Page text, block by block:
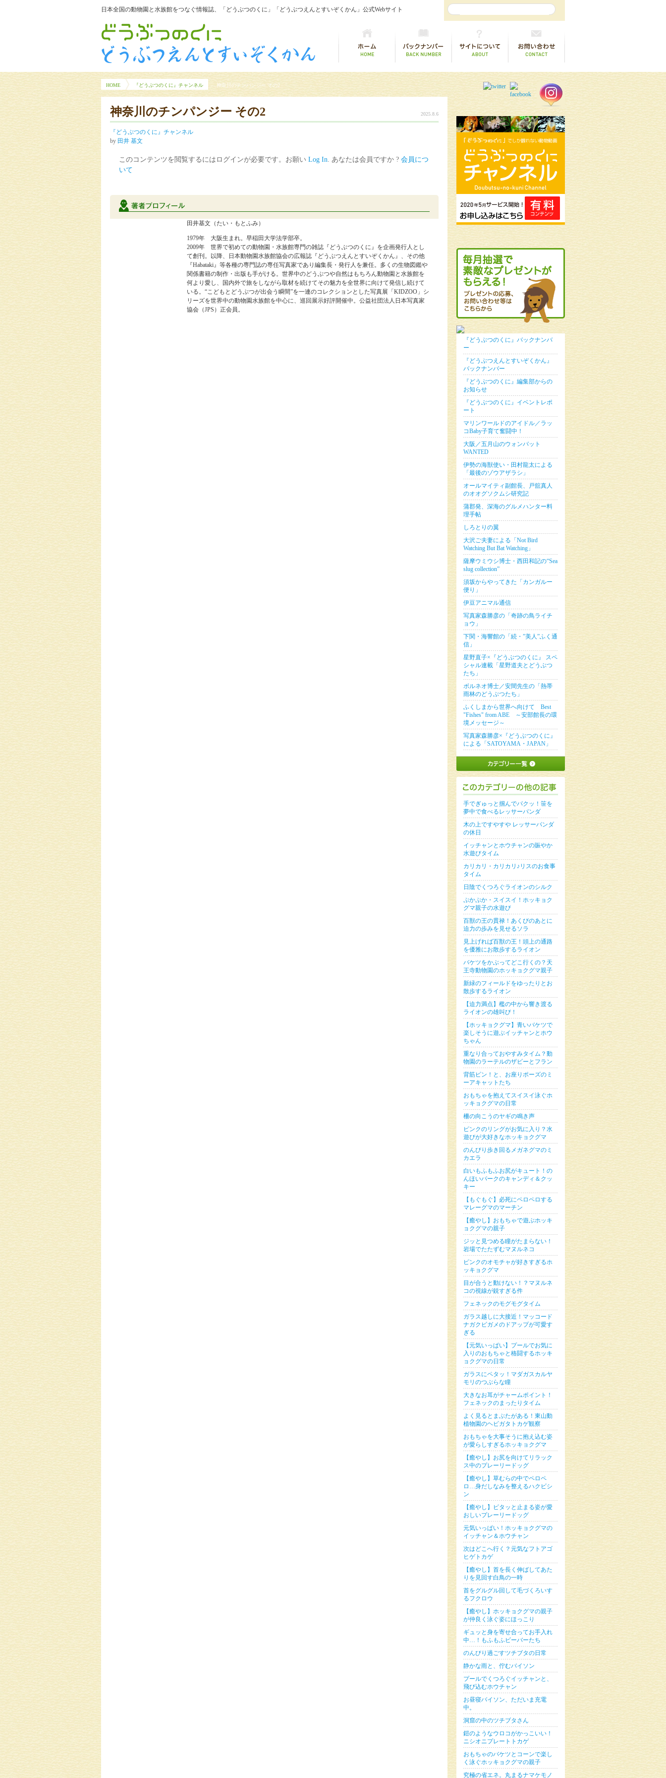
日本全国の動物園と水族館をつなぐ情報誌、「どうぶつのくに」「どうぶつえんとすいぞくかん」公式Webサイト
HOME 『どうぶつのくに』チャンネル 神奈川のチンパンジー その2
神奈川のチンパンジー その2 2025.8.6
『どうぶつのくに』チャンネル
by 田井 基文
このコンテンツを閲覧するにはログインが必要です。お願い Log In. あなたは会員ですか ? 会員につ
いて
田井基文（たい・もとふみ）
1979年 大阪生まれ。早稲田大学法学部卒。
2009年 世界で初めての動物園・水族館専門の雑誌『どうぶつのくに』を企画発行人とし
て創刊。以降、日本動物園水族館協会の広報誌『どうぶつえんとすいぞくかん』、その他
『Habataki』等各種の専門誌の専任写真家であり編集長・発行人を兼任。多くの生物図鑑や
関係書籍の制作・出版も手がける。世界中のどうぶつや自然はもちろん動物園と水族館を
何より愛し、国内外で旅をしながら取材を続けてその魅力を全世界に向けて発信し続けて
いる。“こどもとどうぶつが出会う瞬間”を一連のコレクションとした写真展「KIDZOO」シ
リーズを世界中の動物園水族館を中心に、巡回展示好評開催中。公益社団法人日本写真家
協会（JPS）正会員。
『どうぶつのくに』バックナンバ
ー
『どうぶつえんとすいぞくかん』
バックナンバー
『どうぶつのくに』編集部からの
お知らせ
『どうぶつのくに』イベントレポ
ート
マリンワールドのアイドル／ラッ
コBaby子育て奮闘中！
大阪／五月山のウォンバット
WANTED
伊勢の海獣使い・田村龍太による
「最後のゾウアザラシ」
オールマイティ副館長、戸舘真人
のオオグソクムシ研究記
蒲郡発、深海のグルメハンター料
理手帖
しろとりの翼
大沢ご夫妻による「Not Bird
Watching But Bat Watching」
薩摩ウミウシ博士・西田和記の“Sea
slug collection”
須坂からやってきた「カンガルー
便り」
伊豆アニマル通信
写真家森勝彦の「奇跡の鳥ライチ
ョウ」
下関・海響館の「続・”美人”ふく通
信」
星野直子×『どうぶつのくに』 スペ
シャル連載「星野道夫とどうぶつ
たち」
ボルネオ博士／安間先生の「熱帯
雨林のどうぶつたち」
ふくしまから世界へ向けて Best
"Fishes" from ABE ～安部館長の環
境メッセージ～
写真家森勝彦×『どうぶつのくに』
による「SATOYAMA・JAPAN」
手でぎゅっと掴んでパクッ！笹を
夢中で食べるレッサーパンダ
木の上ですやすや レッサーパンダ
の休日
イッチャンとホウチャンの賑やか
水遊びタイム
カリカリ・カリカリ♪リスのお食事
タイム
日陰でくつろぐライオンのシルク
ぷかぷか・スイスイ！ホッキョク
グマ親子の水遊び
百獣の王の貫禄！あくびのあとに
迫力の歩みを見せるソラ
見上げれば百獣の王！頭上の通路
を優雅にお散歩するライオン
バケツをかぶってどこ行くの？天
王寺動物園のホッキョクグマ親子
新緑のフィールドをゆったりとお
散歩するライオン
【迫力満点】檻の中から響き渡る
ライオンの雄叫び！
【ホッキョクグマ】青いバケツで
楽しそうに遊ぶイッチャンとホウ
ちゃん
重なり合っておやすみタイム？動
物園のラーテルのザビーとフラン
背筋ピン！と、お座りポーズのミ
ーアキャットたち
おもちゃを抱えてスイスイ泳ぐホ
ッキョクグマの日常
柵の向こうのヤギの鳴き声
ピンクのリングがお気に入り？水
遊びが大好きなホッキョクグマ
のんびり歩き回るメガネグマのミ
カエラ
白いもふもふお尻がキュート！の
んほいパークのキャンディ＆クッ
キー
【もぐもぐ】必死にペロペロする
マレーグマのマーチン
【癒やし】おもちゃで遊ぶホッキ
ョクグマの親子
ジッと見つめる瞳がたまらない！
岩場でたたずむマヌルネコ
ピンクのオモチャが好きすぎるホ
ッキョクグマ
目が合うと動けない！？マヌルネ
コの視線が鋭すぎる件
フェネックのモグモグタイム
ガラス越しに大接近！マッコード
ナガクビガメのドアップが可愛す
ぎる
【元気いっぱい】プールでお気に
入りのおもちゃと格闘するホッキ
ョクグマの日常
ガラスにペタッ！マダガスカルヤ
モリのつぶらな瞳
大きなお耳がチャームポイント！
フェネックのまったりタイム
よく見るとまぶたがある！東山動
植物園のヘビガタトカゲ観察
おもちゃを大事そうに抱え込む姿
が愛らしすぎるホッキョクグマ
【癒やし】お尻を向けてリラック
ス中のプレーリードッグ
【癒やし】草むらの中でペロペ
ロ…身だしなみを整えるハクビシ
ン
【癒やし】ピタッと止まる姿が愛
おしいプレーリードッグ
元気いっぱい！ホッキョクグマの
イッチャン＆ホウチャン
次はどこへ行く？元気なフトアゴ
ヒゲトカゲ
【癒やし】首を長く伸ばしてあた
りを見回す白鳥の一時
首をグルグル回して毛づくろいす
るフクロウ
【癒やし】ホッキョクグマの親子
が仲良く泳ぐ姿にほっこり
ギュッと身を寄せ合ってお手入れ
中…！もふもふビーバーたち
のんびり過ごすツチブタの日常
静かな雨と、佇むバイソン
プールでくつろぐイッチャンと、
飛び込むホウチャン
お昼寝バイソン、ただいま充電
中。
洞窟の中のツチブタさん
鎧のようなウロコがかっこいい！
ニシオニプレートトカゲ
おもちゃのバケツとコーンで楽し
く泳ぐホッキョクグマの親子
究極の省エネ。丸まるナマケモノ